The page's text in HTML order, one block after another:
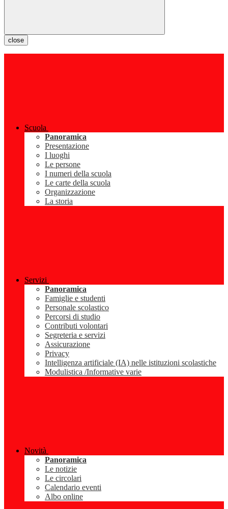
close
Scuola
Panoramica
Presentazione
I luoghi
Le persone
I numeri della scuola
Le carte della scuola
Organizzazione
La storia
Servizi
Panoramica
Famiglie e studenti
Personale scolastico
Percorsi di studio
Contributi volontari
Segreteria e servizi
Assicurazione
Privacy
Intelligenza artificiale (IA) nelle istituzioni scolastiche
Modulistica /Informative varie
Novità
Panoramica
Le notizie
Le circolari
Calendario eventi
Albo online